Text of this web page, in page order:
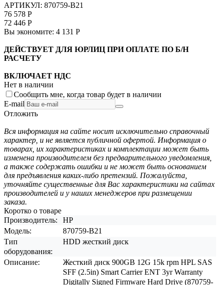
АРТИКУЛ: 870759-B21
76 578 Р
72 446 Р
Вы экономите: 4 131 Р
ДЕЙСТВУЕТ ДЛЯ ЮРЛИЦ ПРИ ОПЛАТЕ ПО Б/Н
РАСЧЕТУ
ВКЛЮЧАЕТ НДС
Нет в наличии
Сообщить мне, когда товар будет в наличии
E-mail
Отложить
Вся информация на сайте носит исключительно справочный
характер, и не является публичной офертой. Информация о
товарах, их характеристиках и комплектации может быть
изменена производителем без предварительного уведомления,
а также содержать ошибки и не может быть основанием
для предъявления каких-либо претензий. Пожалуйста,
уточняйте существенные для Вас характеристики на сайтах
производителей и у наших менеджеров при размещении
заказа.
Коротко о товаре
Производитель:
HP
Модель:
870759-B21
Тип
оборудования:
HDD жесткий диск
Описание:
Жесткий диск 900GB 12G 15k rpm HPL SAS
SFF (2.5in) Smart Carrier ENT 3yr Warranty
Digitally Signed Firmware Hard Drive (870759-